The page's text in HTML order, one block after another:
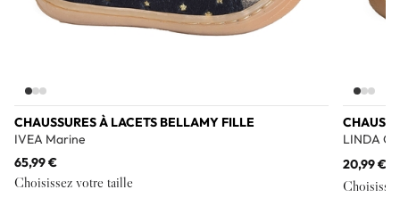
CHAUSSURES À LACETS BELLAMY FILLE
IVEA Marine
65,99 €
Choisissez votre taille
LINDA
20,99 €